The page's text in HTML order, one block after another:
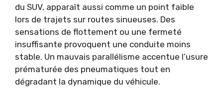
du SUV, apparaît aussi comme un point faible
lors de trajets sur routes sinueuses. Des
sensations de flottement ou une fermeté
insuffisante provoquent une conduite moins
stable. Un mauvais parallélisme accentue l’usure
prématurée des pneumatiques tout en
dégradant la dynamique du véhicule.